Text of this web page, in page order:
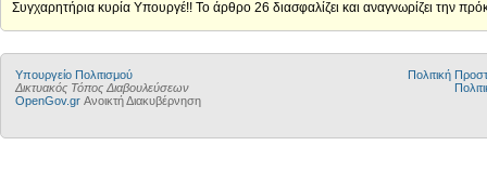
Συγχαρητήρια κυρία Υπουργέ!! Το άρθρο 26 διασφαλίζει και αναγνωρίζει
Υπουργείο Πολιτισμού
Δικτυακός Τόπος Διαβουλεύσεων
OpenGov.gr Ανοικτή Διακυβέρνηση
Πολιτική